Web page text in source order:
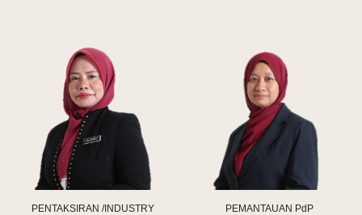
PENTAKSIRAN /INDUSTRY
PEMANTAUAN PdP